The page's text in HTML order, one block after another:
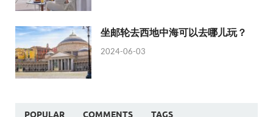
坐邮轮去西地中海可以去哪儿玩？
2024-06-03
POPULAR COMMENTS TAGS